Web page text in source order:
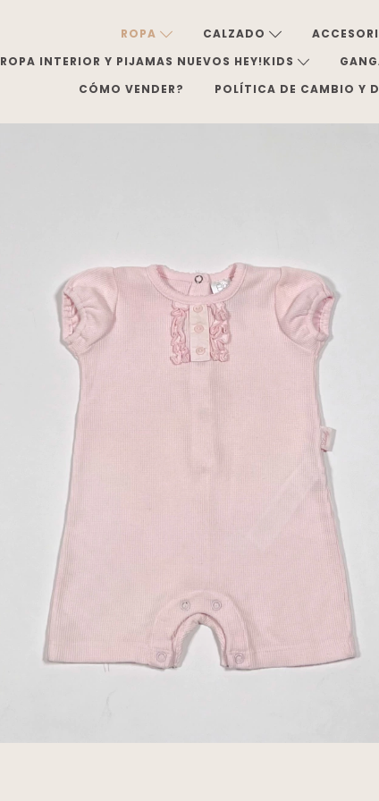
ROPA CALZADO
ROPA INTERIOR Y PIJAMAS NUEVOS HEY!KIDS
CÓMO VENDER?
POLÍTICA DE CAMBIO Y